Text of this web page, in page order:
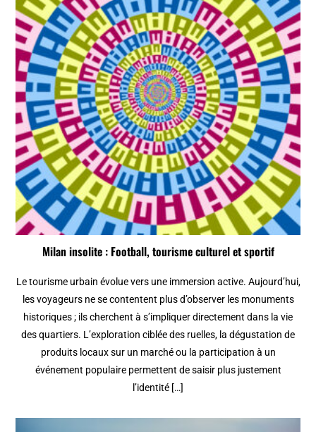
Milan insolite : Football, tourisme culturel et sportif
Le tourisme urbain évolue vers une immersion active. Aujourd’hui,
les voyageurs ne se contentent plus d’observer les monuments
historiques ; ils cherchent à s’impliquer directement dans la vie
des quartiers. L’exploration ciblée des ruelles, la dégustation de
produits locaux sur un marché ou la participation à un
événement populaire permettent de saisir plus justement
l’identité […]